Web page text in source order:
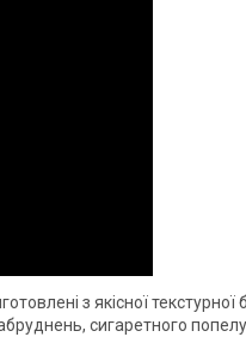
з якісної
сигаретного